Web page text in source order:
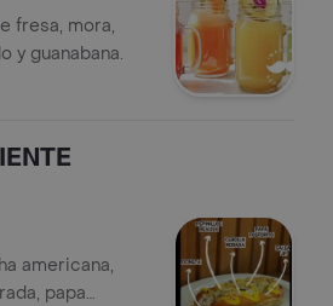
fresa, mora,
y guanabana.
americana,
papa